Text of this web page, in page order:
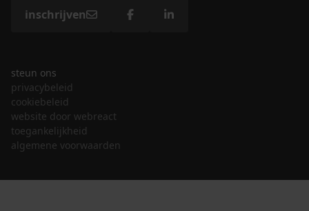
inschrijven
steun ons
privacybeleid
cookiebeleid
website door webreact
toegankelijkheid
algemene voorwaarden